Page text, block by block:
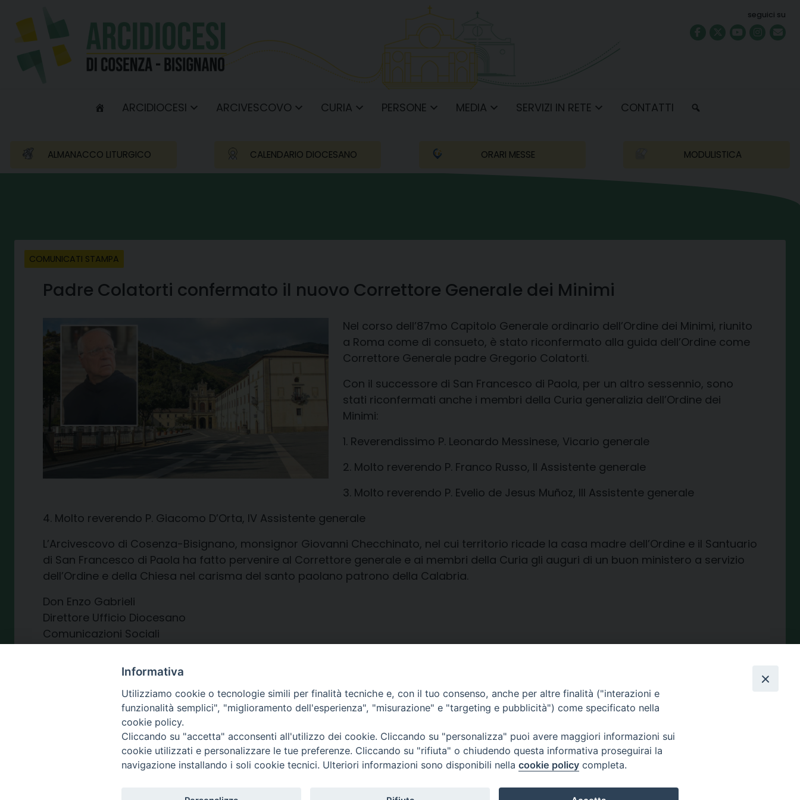
content
seguici su
ARCIDIOCESI ARCIVESCOVO CURIA PERSONE MEDIA SERVIZI IN RETE CONTATTI
ALMANACCO LITURGICO CALENDARIO DIOCESANO ORARI MESSE MODULISTICA
COMUNICATI STAMPA
Padre Colatorti confermato il nuovo Correttore Generale dei Minimi
Nel corso dell’87mo Capitolo Generale ordinario dell’Ordine dei Minimi, riunito
a Roma come di consueto, è stato riconfermato alla guida dell’Ordine come
Correttore Generale padre Gregorio Colatorti.
Con il successore di San Francesco di Paola, per un altro sessennio, sono
stati riconfermati anche i membri della Curia generalizia dell’Ordine dei
Minimi:
1. Reverendissimo P. Leonardo Messinese, Vicario generale
2. Molto reverendo P. Franco Russo, II Assistente generale
3. Molto reverendo P. Evelio de Jesus Muñoz, III Assistente generale
4. Molto reverendo P. Giacomo D’Orta, IV Assistente generale
L’Arcivescovo di Cosenza-Bisignano, monsignor Giovanni Checchinato, nel cui territorio ricade la casa madre dell’Ordine e il Santuario
di San Francesco di Paola ha fatto pervenire al Correttore generale e ai membri della Curia gli auguri di un buon ministero a servizio
dell’Ordine e della Chiesa nel carisma del santo paolano patrono della Calabria.
Don Enzo Gabrieli ​
Direttore Ufficio Diocesano
Comunicazioni Sociali
Share
Informativa
Utilizziamo cookie o tecnologie simili per finalità tecniche e, con il tuo consenso, anche per altre finalità ("interazioni e
funzionalità semplici", "miglioramento dell'esperienza", "misurazione" e "targeting e pubblicità") come specificato nella
cookie policy.
Cliccando su "accetta" acconsenti all'utilizzo dei cookie. Cliccando su "personalizza" puoi avere maggiori informazioni sui
cookie utilizzati e personalizzare le tue preferenze. Cliccando su "rifiuta" o chiudendo questa informativa proseguirai la
navigazione installando i soli cookie tecnici. Ulteriori informazioni sono disponibili nella cookie policy completa.